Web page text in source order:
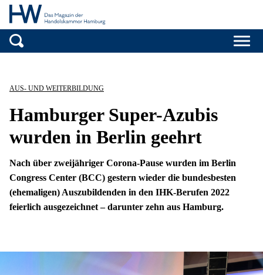
Handelskammer
AUS- UND WEITERBILDUNG
Hamburger Super-Azubis
wurden in Berlin geehrt
Nach über zweijähriger Corona-Pause wurden im Berlin
Congress Center (BCC) gestern wieder die bundesbesten
(ehemaligen) Auszubildenden in den IHK-Berufen 2022
feierlich ausgezeichnet – darunter zehn aus Hamburg.